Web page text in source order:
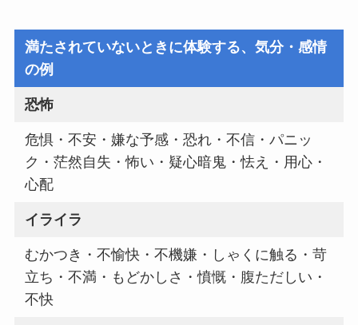
満たされていないときに体験する、気分・感情
の例
恐怖
危惧・不安・嫌な予感・恐れ・不信・パニッ
ク・茫然自失・怖い・疑心暗鬼・怯え・用心・
心配
イライラ
むかつき・不愉快・不機嫌・しゃくに触る・苛
立ち・不満・もどかしさ・憤慨・腹ただしい・
不快